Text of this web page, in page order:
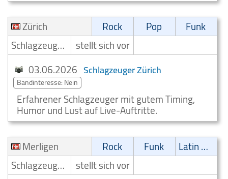
Zürich
Rock Pop
Funk
Schlagzeuger/Drummer
stellt sich vor
03.06.2026 Schlagzeuger Zürich
Bandinteresse: Nein
Erfahrener Schlagzeuger mit gutem Timing,
Humor und Lust auf Live-Auftritte.
Merligen
Rock Funk
Latin Musik
Schlagzeuger/Drummer
stellt sich vor